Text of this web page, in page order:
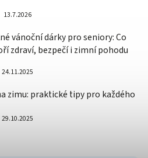
13.7.2026
vánoční dárky pro seniory: Co
zdraví, bezpečí i zimní pohodu
24.11.2025
zimu: praktické tipy pro každého
29.10.2025